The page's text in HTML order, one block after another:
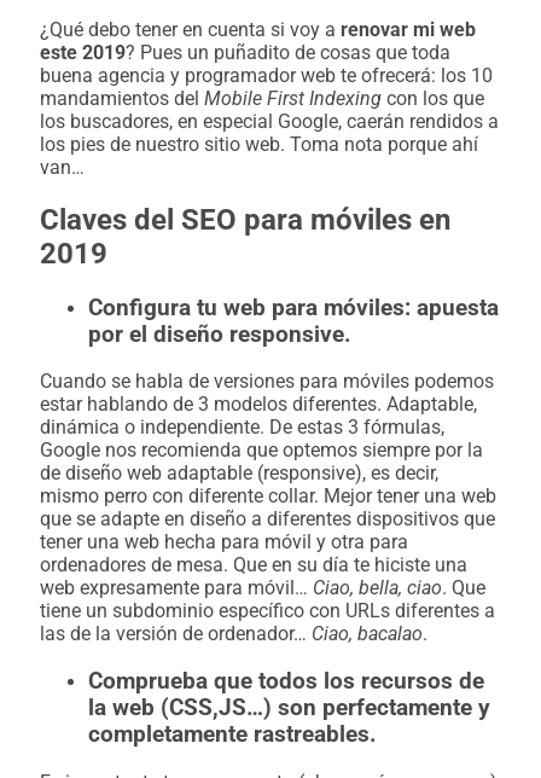
¿Qué debo tener en cuenta si voy a renovar mi web
este 2019? Pues un puñadito de cosas que toda
buena agencia y programador web te ofrecerá: los 10
mandamientos del Mobile First Indexing con los que
los buscadores, en especial Google, caerán rendidos a
los pies de nuestro sitio web. Toma nota porque ahí
van…
Claves del SEO para móviles en
2019
Configura tu web para móviles: apuesta
por el diseño responsive.
Cuando se habla de versiones para móviles podemos
estar hablando de 3 modelos diferentes. Adaptable,
dinámica o independiente. De estas 3 fórmulas,
Google nos recomienda que optemos siempre por la
de diseño web adaptable (responsive), es decir,
mismo perro con diferente collar. Mejor tener una web
que se adapte en diseño a diferentes dispositivos que
tener una web hecha para móvil y otra para
ordenadores de mesa. Que en su día te hiciste una
web expresamente para móvil… Ciao, bella, ciao. Que
tiene un subdominio específico con URLs diferentes a
las de la versión de ordenador… Ciao, bacalao.
Comprueba que todos los recursos de
la web (CSS,JS…) son perfectamente y
completamente rastreables.